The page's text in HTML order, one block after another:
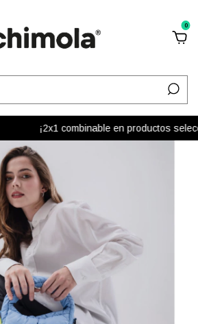
0
¡2x1 combinable en productos